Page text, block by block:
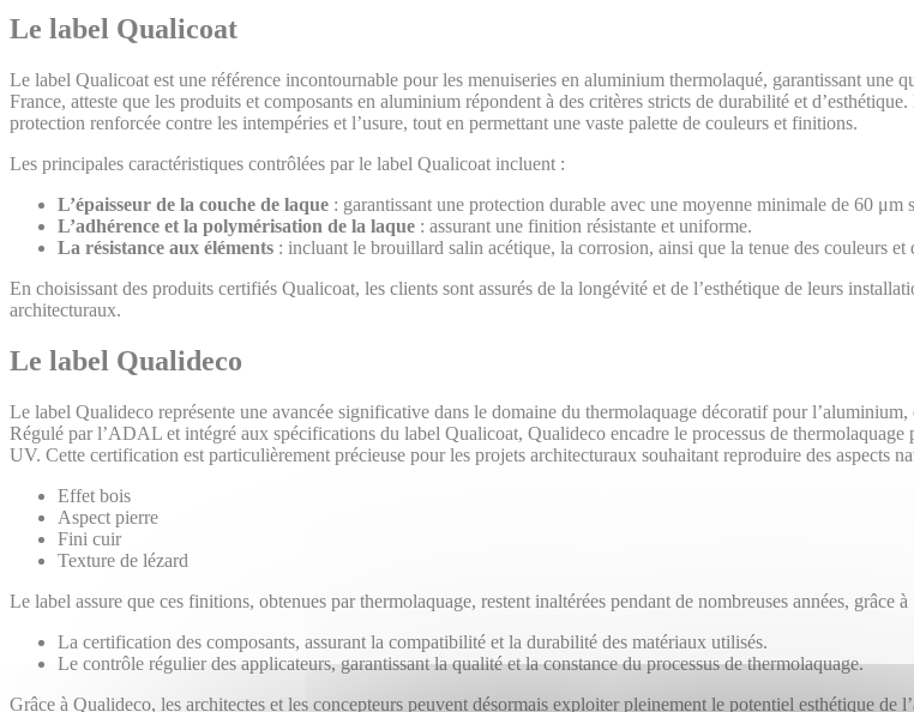
Le label Qualicoat
Le label Qualicoat est une référence incontournable pour les menuiseries en aluminium thermolaqué, garantissant
France, atteste que les produits et composants en aluminium répondent à des critères stricts de durabilité et
protection renforcée contre les intempéries et l’usure, tout en permettant une vaste palette de couleurs et finitions.
Les principales caractéristiques contrôlées par le label Qualicoat incluent :
L’épaisseur de la couche de laque : garantissant une protection durable avec une moyenne minimale de 60 μm
L’adhérence et la polymérisation de la laque : assurant une finition résistante et uniforme.
La résistance aux éléments : incluant le brouillard salin acétique, la corrosion, ainsi que la tenue des couleurs
En choisissant des produits certifiés Qualicoat, les clients sont assurés de la longévité et de l’esthétique de leurs
architecturaux.
Le label Qualideco
Le label Qualideco représente une avancée significative dans le domaine du thermolaquage décoratif pour
Régulé par l’ADAL et intégré aux spécifications du label Qualicoat, Qualideco encadre le processus de
UV. Cette certification est particulièrement précieuse pour les projets architecturaux souhaitant reproduire des aspects
Effet bois
Aspect pierre
Fini cuir
Texture de lézard
Le label assure que ces finitions, obtenues par thermolaquage, restent inaltérées pendant de nombreuses années, grâce à
La certification des composants, assurant la compatibilité et la durabilité des matériaux utilisés.
Le contrôle régulier des applicateurs, garantissant la qualité et la constance du processus de thermolaquage.
Grâce à Qualideco, les architectes et les concepteurs peuvent désormais exploiter pleinement le potentiel esthétique